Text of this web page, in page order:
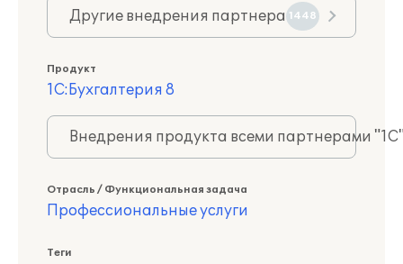
Другие внедрения партнера 1448
Продукт
1С:Бухгалтерия 8
Внедрения продукта всеми партнерами
Отрасль / Функциональная задача
Профессиональные услуги
Теги